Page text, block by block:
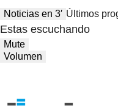
Noticias en 3′ Últimos
Estas escuchando
Mute
Volumen